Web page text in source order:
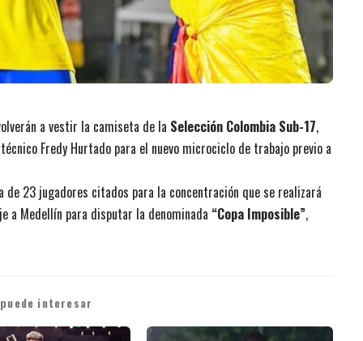
a vestir la camiseta de la Selección Colombia Sub-17,
Fredy Hurtado para el nuevo microciclo de trabajo previo a
de 23 jugadores citados para la concentración que se realizará
a Medellín para disputar la denominada “Copa Imposible”,
interesar